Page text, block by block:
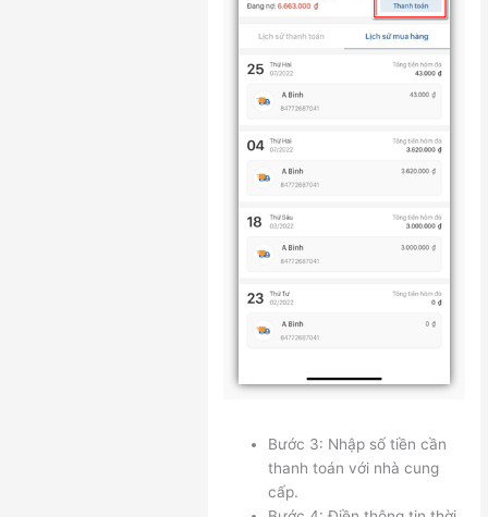
Bước 3: Nhập số tiền cần
thanh toán với nhà cung
cấp.